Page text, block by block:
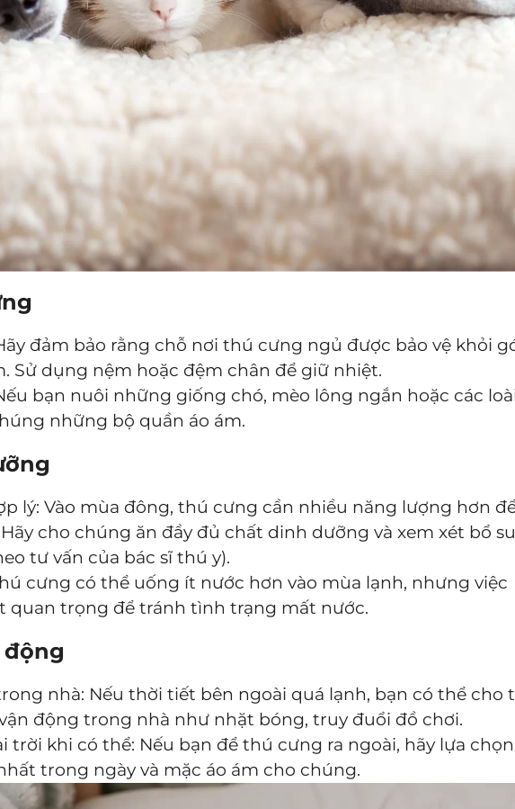
đảm bảo rằng chỗ nơi thú cưng ngủ được bảo vệ khỏi
Sử dụng nệm hoặc đệm chân để giữ nhiệt.
bạn nuôi những giống chó, mèo lông ngắn hoặc các
những bộ quần áo ám.
lý: Vào mùa đông, thú cưng cần nhiều năng lượng hơn
cho chúng ăn đầy đủ chất dinh dưỡng và xem xét bổ
tư vấn của bác sĩ thú y).
cưng có thể uống ít nước hơn vào mùa lạnh, nhưng việc
quan trọng để tránh tình trạng mất nước.
động
nhà: Nếu thời tiết bên ngoài quá lạnh, bạn có thể cho
động trong nhà như nhặt bóng, truy đuổi đồ chơi.
trời khi có thể: Nếu bạn để thú cưng ra ngoài, hãy lựa chọn
trong ngày và mặc áo ám cho chúng.